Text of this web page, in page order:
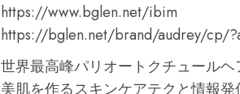
https://www.bglen.net/ibim
https://bglen.net/brand/audrey/cp/
世界最高峰パリオートクチュール
美肌を作るスキンケアテクと情報発